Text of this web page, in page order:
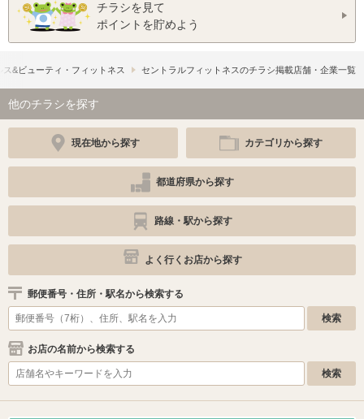
チラシを見て
ポイントを貯めよう
ス&ビューティ・フィットネス セントラルフィットネスのチラシ掲載店舗・企業一覧
他のチラシを探す
現在地から探す カテゴリから探す
都道府県から探す
路線・駅から探す
よく行くお店から探す
郵便番号・住所・駅名から検索する
お店の名前から検索する